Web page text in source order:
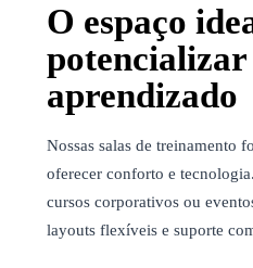
O espaço
potencializar
aprendizado
Nossas salas de treinamento
oferecer conforto e
cursos corporativos ou
layouts flexíveis e suporte